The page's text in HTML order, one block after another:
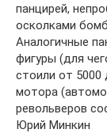
панцирей,
осколками
Аналогичные
фигуры (для
стоили от 5000
мотора
револьверов
Юрий Минкин